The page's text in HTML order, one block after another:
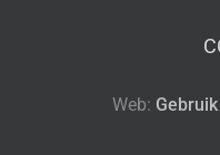
Web: